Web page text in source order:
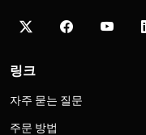
링크
자주 묻는 질문
주문 방법